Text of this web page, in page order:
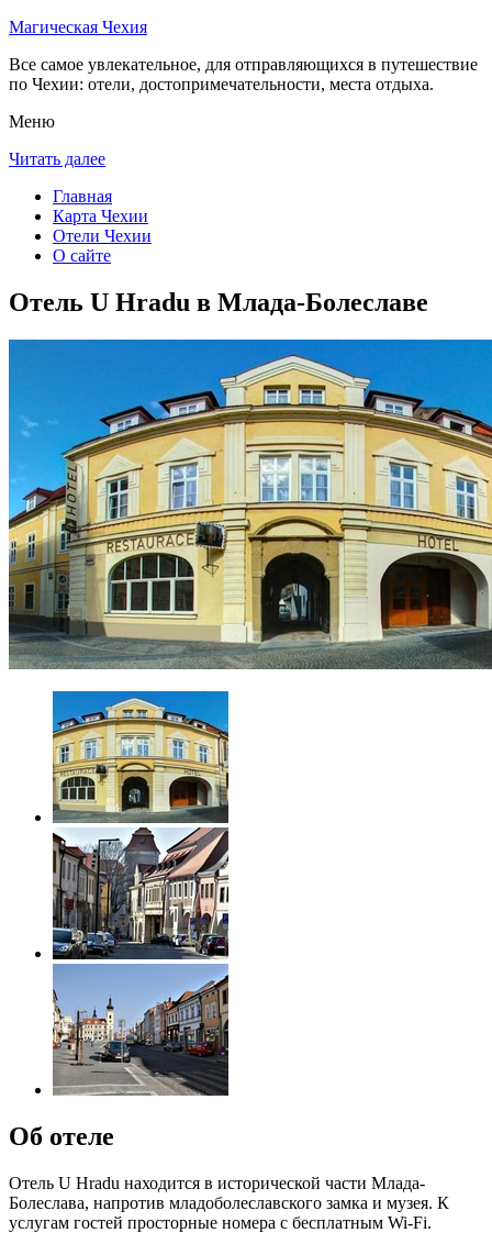
Магическая Чехия
Все самое увлекательное, для отправляющихся в путешествие
по Чехии: отели, достопримечательности, места отдыха.
Меню
Читать далее
Главная
Карта Чехии
Отели Чехии
О сайте
Отель U Hradu в Млада-Болеславе
Об отеле
Отель U Hradu находится в исторической части Млада-
Болеслава, напротив младоболеславского замка и музея. К
услугам гостей просторные номера с бесплатным Wi-Fi.